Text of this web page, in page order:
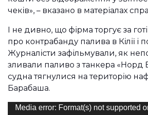
чеків», – вказано в матеріалах
І не дивно, що фірма торгує за
про контрабанду палива в Кілії і
Журналісти зафільмували, як
зливали паливо з танкера «Норд
судна тягнулися на територію
Барабаша.
Відеопрогравач
Media error: Format(s) not supported